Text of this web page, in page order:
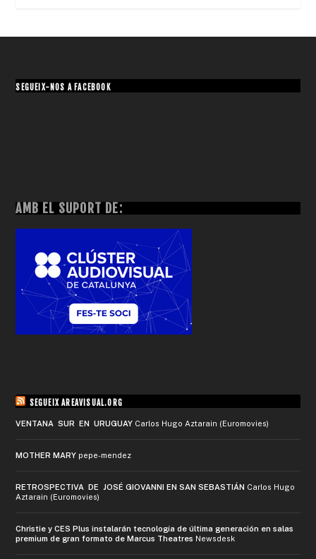
SEGUEIX-NOS A FACEBOOK
AMB EL SUPORT DE:
SEGUEIX AREAVISUAL.ORG
VENTANA SUR EN URUGUAY Carlos Hugo Aztarain (Euromovies)
MOTHER MARY pepe-mendez
RETROSPECTIVA DE JOSÉ GIOVANNI EN SAN SEBASTIÁN Carlos Hugo
Aztarain (Euromovies)
Christie y CES Plus instalarán tecnología de última generación en salas
premium de gran formato de Marcus Theatres Newsdesk